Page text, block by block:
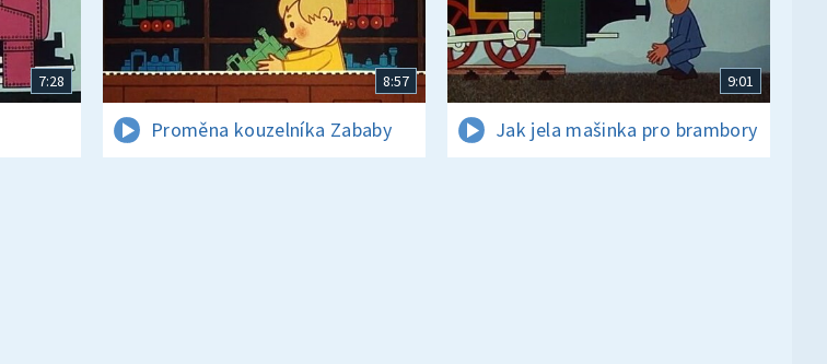
7:28 8:57
Proměna kouzelníka Zababy
9:01
Jak jela mašinka pro brambory